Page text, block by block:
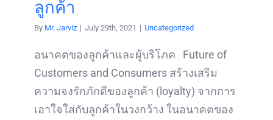
ลูกค้า
By Mr. Jarviz | July 29th, 2021 | Uncategorized
อนาคตของลูกค้าและผู้บริโภค Future of
Customers and Consumers สร้างเสริม
ความจงรักภักดีของลูกค้า (loyalty) จากการ
เอาใจใส่กับลูกค้าในวงกว้าง ในอนาคตของ